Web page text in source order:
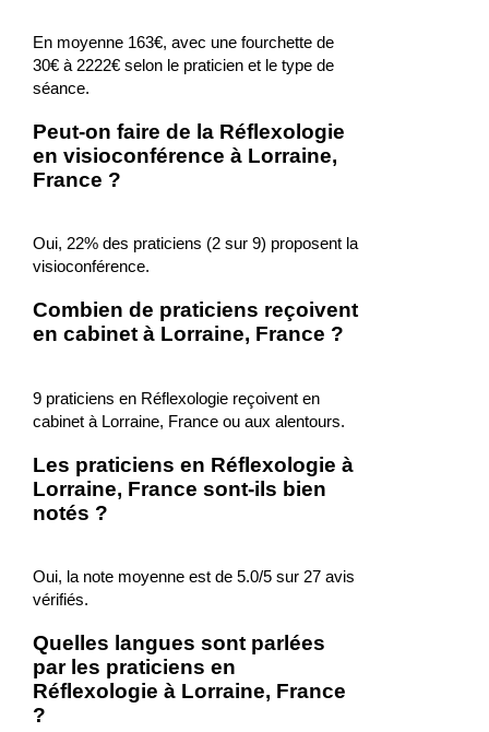
En moyenne 163€, avec une fourchette de
30€ à 2222€ selon le praticien et le type de
séance.
Peut-on faire de la Réflexologie
en visioconférence à Lorraine,
France ?
Oui, 22% des praticiens (2 sur 9) proposent la
visioconférence.
Combien de praticiens reçoivent
en cabinet à Lorraine, France ?
9 praticiens en Réflexologie reçoivent en
cabinet à Lorraine, France ou aux alentours.
Les praticiens en Réflexologie à
Lorraine, France sont-ils bien
notés ?
Oui, la note moyenne est de 5.0/5 sur 27 avis
vérifiés.
Quelles langues sont parlées
par les praticiens en
Réflexologie à Lorraine, France
?